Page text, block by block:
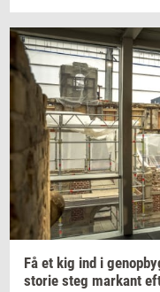
Få et kig ind i
sto­rie steg mar­kant